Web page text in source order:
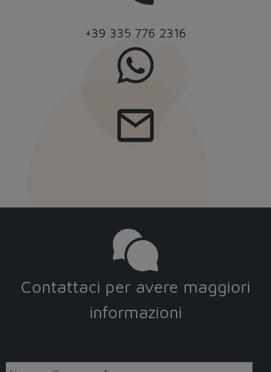
+39 335 776 2316
Contattaci per avere maggiori
informazioni